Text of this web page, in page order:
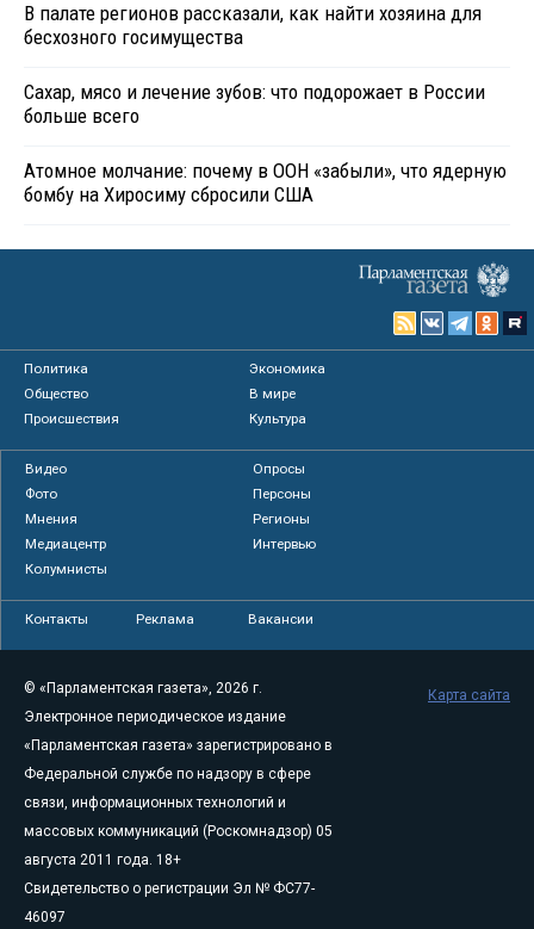
В палате регионов рассказали, как найти хозяина для
бесхозного госимущества
Сахар, мясо и лечение зубов: что подорожает в России
больше всего
Атомное молчание: почему в ООН «забыли», что ядерную
бомбу на Хиросиму сбросили США
Политика
Экономика
Общество
В мире
Происшествия
Культура
Видео
Опросы
Фото
Персоны
Мнения
Регионы
Медиацентр
Интервью
Колумнисты
Контакты Реклама Вакансии
© «Парламентская газета», 2026 г.
Электронное периодическое издание
«Парламентская газета» зарегистрировано в
Федеральной службе по надзору в сфере
связи, информационных технологий и
массовых коммуникаций (Роскомнадзор) 05
августа 2011 года. 18+
Свидетельство о регистрации Эл № ФС77-
46097
Карта сайта